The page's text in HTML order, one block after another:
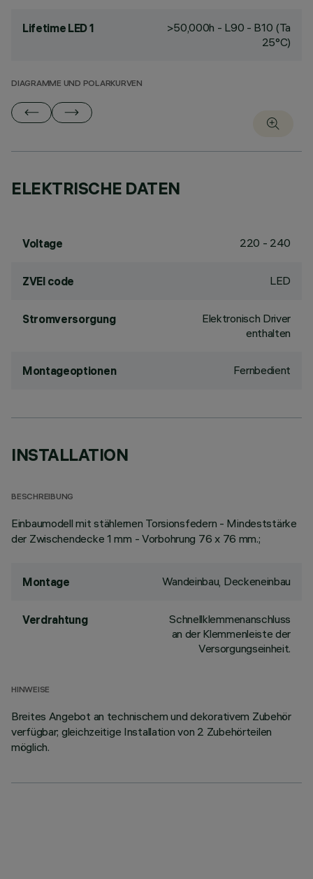
Lifetime LED 1
>50,000h - L90 - B10 (Ta
25°C)
DIAGRAMME UND POLARKURVEN
ELEKTRISCHE DATEN
Voltage 220 - 240
ZVEI code LED
Stromversorgung
Elektronisch Driver
enthalten
Montageoptionen Fernbedient
INSTALLATION
BESCHREIBUNG
Einbaumodell mit stählernen Torsionsfedern - Mindeststärke
der Zwischendecke 1 mm - Vorbohrung 76 x 76 mm.;
Montage Wandeinbau, Deckeneinbau
Verdrahtung
Schnellklemmenanschluss
an der Klemmenleiste der
Versorgungseinheit.
HINWEISE
Breites Angebot an technischem und dekorativem Zubehör
verfügbar; gleichzeitige Installation von 2 Zubehörteilen
möglich.